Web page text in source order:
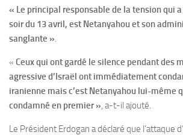
« Le principal responsable de la tension qui
soir du 13 avril, est Netanyahou et son
sanglante ».
« Ceux qui ont gardé le silence pendant des
agressive d’Israël ont immédiatement
iranienne mais c’est Netanyahou lui-même
condamné en premier », a-t-il ajouté.
Le Président Erdogan a déclaré que l’attaque